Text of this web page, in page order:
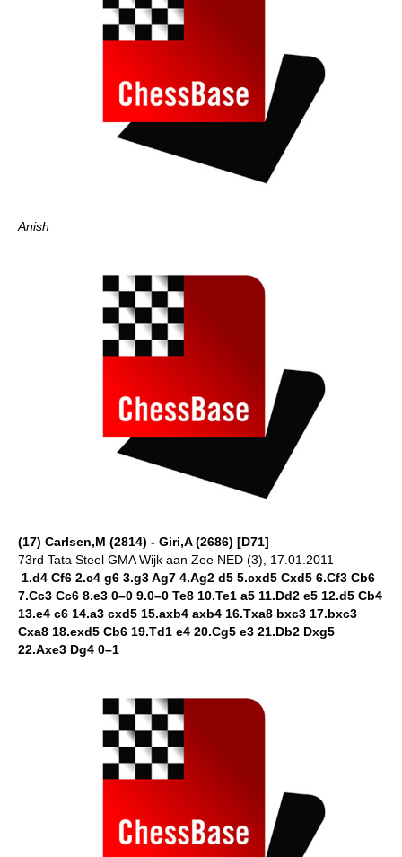
Anish
(17) Carlsen,M (2814) - Giri,A (2686) [D71]
73rd Tata Steel GMA Wijk aan Zee NED (3), 17.01.2011
1.d4 Cf6 2.c4 g6 3.g3 Ag7 4.Ag2 d5 5.cxd5 Cxd5 6.Cf3 Cb6
7.Cc3 Cc6 8.e3 0–0 9.0–0 Te8 10.Te1 a5 11.Dd2 e5 12.d5 Cb4
13.e4 c6 14.a3 cxd5 15.axb4 axb4 16.Txa8 bxc3 17.bxc3
Cxa8 18.exd5 Cb6 19.Td1 e4 20.Cg5 e3 21.Db2 Dxg5
22.Axe3 Dg4 0–1